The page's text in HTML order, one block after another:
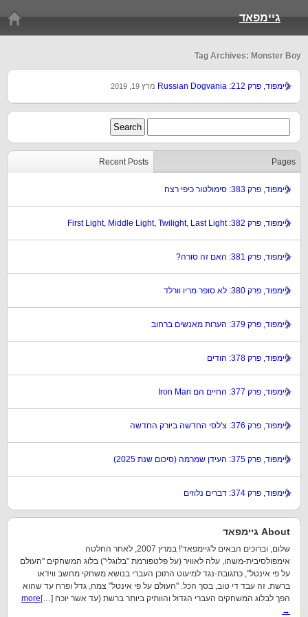
גיימפאד
Tag Archives: Monster Boy
גיימפוד, פרק 212: Russian Dogvania מרץ 19, 2019
Recent Posts Pages
גיימפוד, פרק 383: סימולטור כיפי רצח
גיימפוד, פרק 382: First Light, Middle Light, Twilight, Last Light
גיימפוד, פרק 381: האם זה סורה?
גיימפוד, פרק 380: לא סופר מריו וורלד
גיימפוד, פרק 379: הערות מאנשים ברחוב
גיימפוד, פרק 378: הודים
גיימפוד, פרק 377: החיים הם Iron Man
גיימפוד, פרק 376: צ'לסי החדשה ביורק החדשה
גיימפוד, פרק 375: העידן שמרמה (סיכום שנת 2025)
גיימפוד, פרק 374: דברים נלוזים
About גיימפאד
שלום, וברוכים הבאים ל'גיימפאד'! במרץ 2007, לאחר החלטה
אימפולסיבית-משהו, עלה לאוויר (על פלטפורמת "בלוגלי") בלוג המשחקים "העולם
על פי אינטל", כתגובת-נגד למיעוט התוכן העברי בנושא משחקי מחשב ווידאו
ברשת. זה עבד די טוב, בסך הכל. "העולם על פי אינטל" צמח, גדל ופרח עד שהוא
הפך לבלוג המשחקים העברי הגדול והוותיק ביותר ברשת (עד אשר יוכח […] more
→